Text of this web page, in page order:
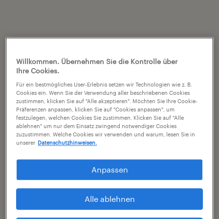
Willkommen. Übernehmen Sie die Kontrolle über
Ihre Cookies.
Für ein bestmögliches User-Erlebnis setzen wir Technologien wie z. B.
Cookies ein. Wenn Sie der Verwendung aller beschriebenen Cookies
zustimmen, klicken Sie auf "Alle akzeptieren". Möchten Sie Ihre Cookie-
Präferenzen anpassen, klicken Sie auf "Cookies anpassen", um
festzulegen, welchen Cookies Sie zustimmen. Klicken Sie auf "Alle
ablehnen" um nur dem Einsatz zwingend notwendiger Cookies
zuzustimmen. Welche Cookies wir verwenden und warum, lesen Sie in
unserer Datenschutzhinweisen.
Anpassen
Alle ablehnen